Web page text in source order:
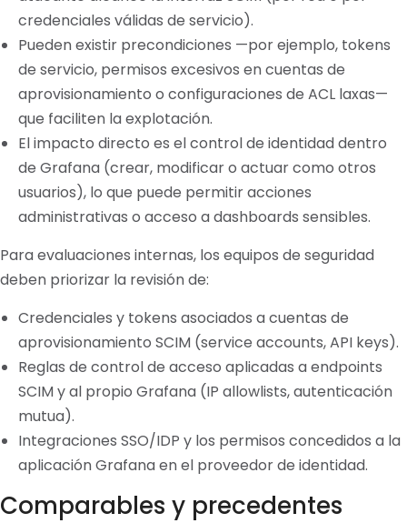
credenciales válidas de servicio).
Pueden existir precondiciones —por ejemplo, tokens
de servicio, permisos excesivos en cuentas de
aprovisionamiento o configuraciones de ACL laxas—
que faciliten la explotación.
El impacto directo es el control de identidad dentro
de Grafana (crear, modificar o actuar como otros
usuarios), lo que puede permitir acciones
administrativas o acceso a dashboards sensibles.
Para evaluaciones internas, los equipos de seguridad
deben priorizar la revisión de:
Credenciales y tokens asociados a cuentas de
aprovisionamiento SCIM (service accounts, API keys).
Reglas de control de acceso aplicadas a endpoints
SCIM y al propio Grafana (IP allowlists, autenticación
mutua).
Integraciones SSO/IDP y los permisos concedidos a la
aplicación Grafana en el proveedor de identidad.
Comparables y precedentes